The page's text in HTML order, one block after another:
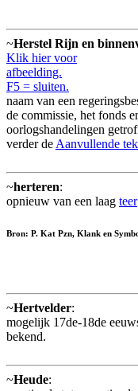
~Herstel Rijn en
Klik hier voor
afbeelding.
F5 = sluiten.
naam van een
de commissie, het fonds
oorlogshandelingen
verder de Aanvullende
~herteren:
opnieuw van een laag teer
Bron: P. Kat Pzn, Klank en
~Hertvelder:
mogelijk 17de-18de
bekend.
~Heude: